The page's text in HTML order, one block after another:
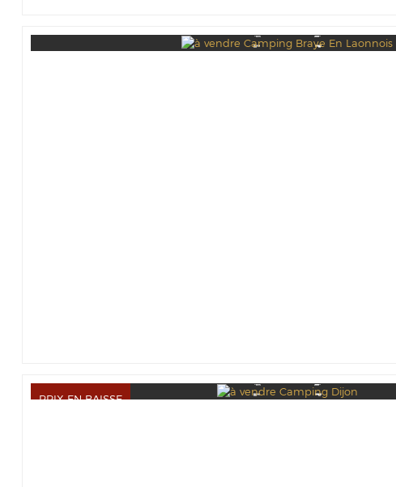
PRIX EN BAISSE